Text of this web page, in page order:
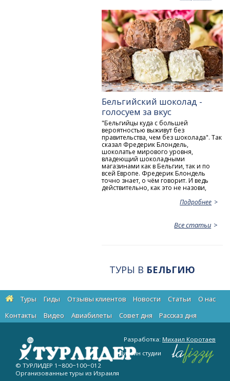
Бельгийский шоколад -
голосуем за вкус
"Бельгийцы куда с большей
вероятностью выживут без
правительства, чем без шоколада". Так
сказал Фредерик Блондель,
шоколатье мирового уровня,
владеющий шоколадными
магазинами как в Бельгии, так и по
всей Европе. Фредерик Блондель
точно знает, о чём говорит. И ведь
действительно, как это не назови,
Подробнее
Все статьи
ТУРЫ В БЕЛЬГИЮ
Туры Гиды Отзывы клиентов Новости Статьи
О нас
Контакты
Видео Авиабилеты Cовет дня Рассказ дня
© ТУРЛИДЕР 1−800−100−012
Организованные туры из Израиля
Разработка: Михаил Коротаев
Дизайн студии